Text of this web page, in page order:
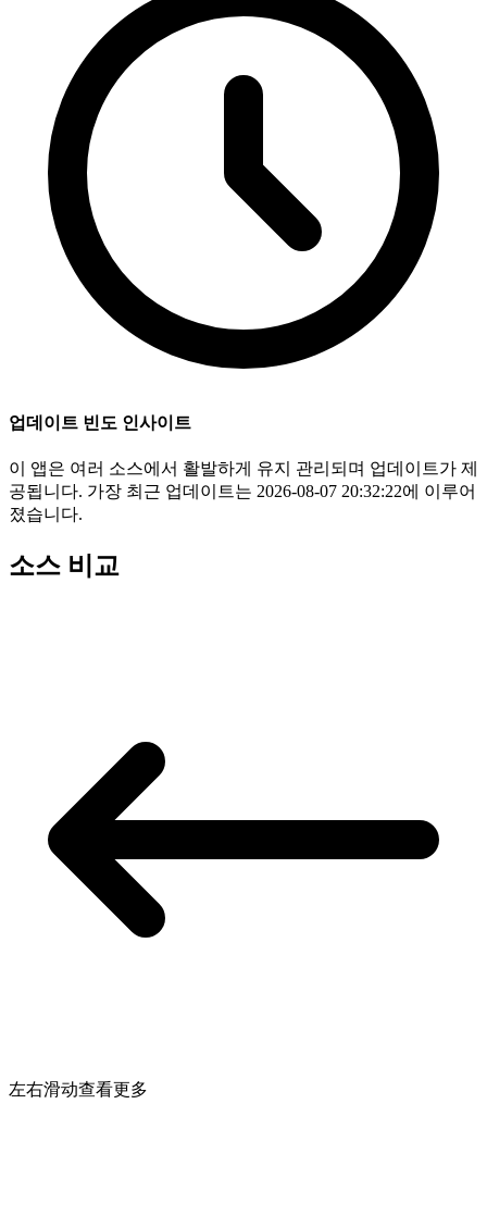
업데이트 빈도 인사이트
이 앱은 여러 소스에서 활발하게 유지 관리되며 업데이트가 제
공됩니다. 가장 최근 업데이트는 2026-08-07 20:32:22에 이루어
졌습니다.
소스 비교
左右滑动查看更多